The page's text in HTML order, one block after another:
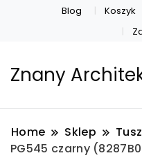
Blog Koszyk
Znany
Home Sklep
PG545 czarny